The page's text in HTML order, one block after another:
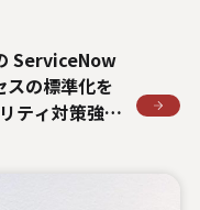
ServiceNow
スの標準化を
ティ対策強化